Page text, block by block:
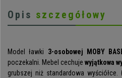
Opis szczegółowy
Model ławki 3-osobowej MOBY
poczekalni. Mebel cechuje wyjątkowa
grubszej niż standardowa wyściółce.